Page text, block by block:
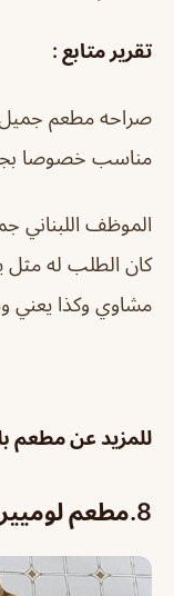
تقرير متابع :
صراحه مطعم جميل
مناسب خصوصا
الموظف
كان الطلب له مثل
مشاوي وكذا يعني
للمزيد عن مطعم
8. مطعم لوميير Lumiere